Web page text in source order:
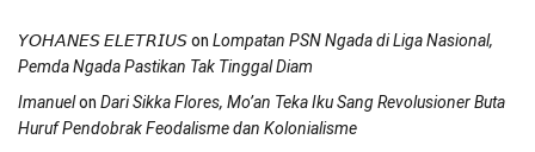
𝘠𝘖𝘏𝘈𝘕𝘌𝘚 𝘌𝘓𝘌𝘛𝘙𝘐𝘜𝘚on Lompatan PSN Ngada di Liga Nasional,
Pemda Ngada Pastikan Tak Tinggal Diam
Imanuelon Dari Sikka Flores, Mo’an Teka Iku Sang Revolusioner Buta
Huruf Pendobrak Feodalisme dan Kolonialisme